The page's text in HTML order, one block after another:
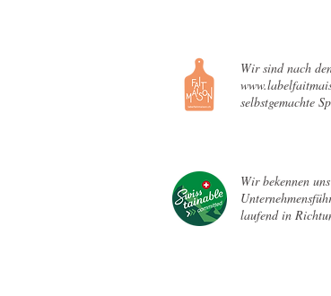
Wir sind nach
selbstgemachte
Wir bekennen
laufend in